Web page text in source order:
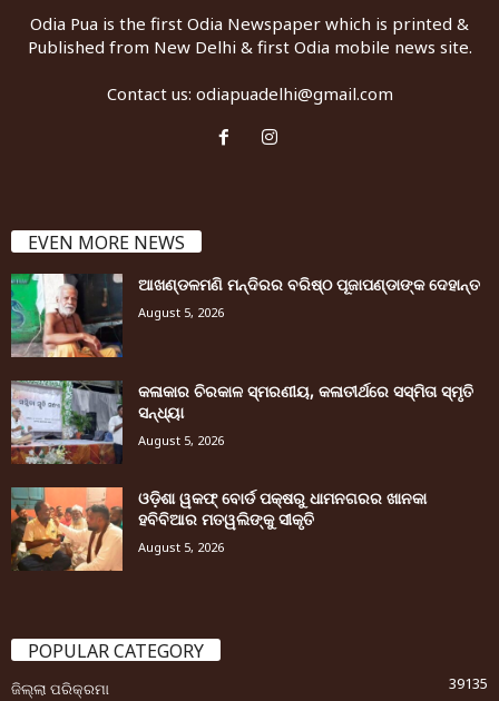
Odia Pua is the first Odia Newspaper which is printed &
Published from New Delhi & first Odia mobile news site.
Contact us: odiapuadelhi@gmail.com
EVEN MORE NEWS
ଆଖଣ୍ଡଳମଣି ମନ୍ଦିରର ବରିଷ୍ଠ ପୂଜାପଣ୍ଡାଙ୍କ ଦେହାନ୍ତ
August 5, 2026
କଳାକାର ଚିରକାଳ ସ୍ମରଣୀୟ, କଳାତୀର୍ଥରେ ସସ୍ମିତା ସ୍ମୃତି
ସନ୍ଧ୍ୟା
August 5, 2026
ଓଡ଼ିଶା ୱକଫ୍ ବୋର୍ଡ ପକ୍ଷରୁ ଧାମନଗରର ଖାନକା
ହବିବିଆର ମତୱଲିଙ୍କୁ ସୀକୃତି
August 5, 2026
POPULAR CATEGORY
ଜିଲ୍ଲା ପରିକ୍ରମା 39135